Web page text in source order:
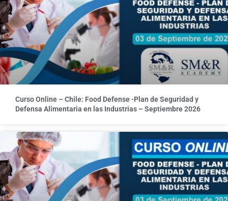
Curso Online – Chile: Food Defense -Plan de Seguridad y
Defensa Alimentaria en las Industrias – Septiembre 2026